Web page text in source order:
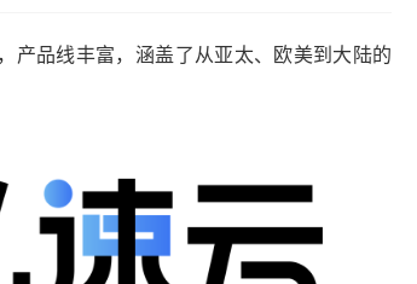
产品线丰富，涵盖了从亚太、欧美到大陆的